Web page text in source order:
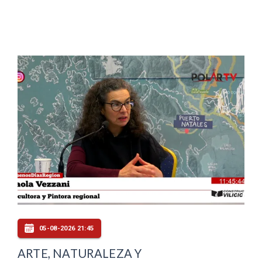
05-08-2026 21:45
ARTE, NATURALEZA Y